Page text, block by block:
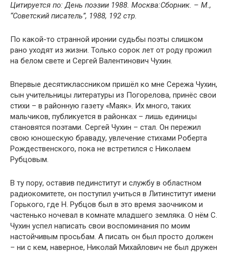
Цитируется по: День поэзии 1988. Москва:Сборник. – М.,
“Советский писатель”, 1988, 192 стр.
По какой-то странной иронии судьбы поэты слишком
рано уходят из жизни. Только сорок лет от роду прожил
на белом свете и Сергей Валентинович Чухин.
Впервые десятиклассником пришёл ко мне Сережа Чухин,
сын учительницы литературы из Погорелова, принёс свои
стихи – в районную газету «Маяк». Их много, таких
мальчиков, публикуется в районках – лишь единицы
становятся поэтами. Сергей Чухин – стал. Он пережил
свою юношескую браваду, увлечение стихами Роберта
Рождественского, пока не встретился с Николаем
Рубцовым.
В ту пору, оставив пединститут и службу в областном
радиокомитете, он поступил учиться в Литинститут имени
Горького, где Н. Рубцов был в это время заочником и
частенько ночевал в комнате младшего земляка. О нём С.
Чухин успел написать свои воспоминания по моим
настойчивым просьбам. А писать он был просто должен
– ни с кем, наверное, Николай Михайлович не был дружен